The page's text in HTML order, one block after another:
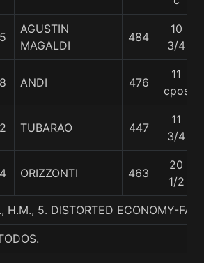
5
AGUSTIN
MAGALDI
484
10
3/4
8 ANDI 476
11
cpos
2 TUBARAO 447
11
3/4
4 ORIZZONTI 463
20
1/2
H.M., 5. DISTORTED ECONOMY-